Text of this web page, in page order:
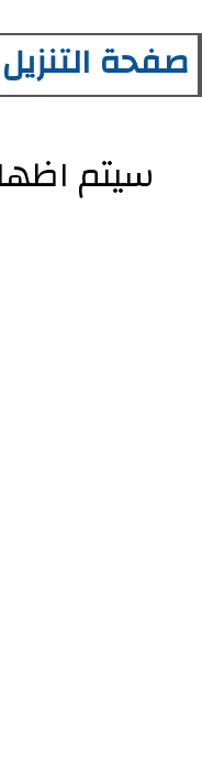
صفحة التنزيل
سيتم